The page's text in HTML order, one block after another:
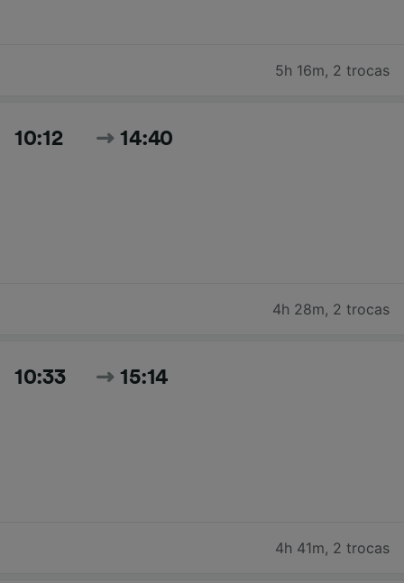
5h 16m, 2 trocas
10:12 14:40
4h 28m, 2 trocas
10:33 15:14
4h 41m, 2 trocas